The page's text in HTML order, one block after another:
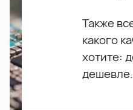
Также
какого
хотите:
дешевле.